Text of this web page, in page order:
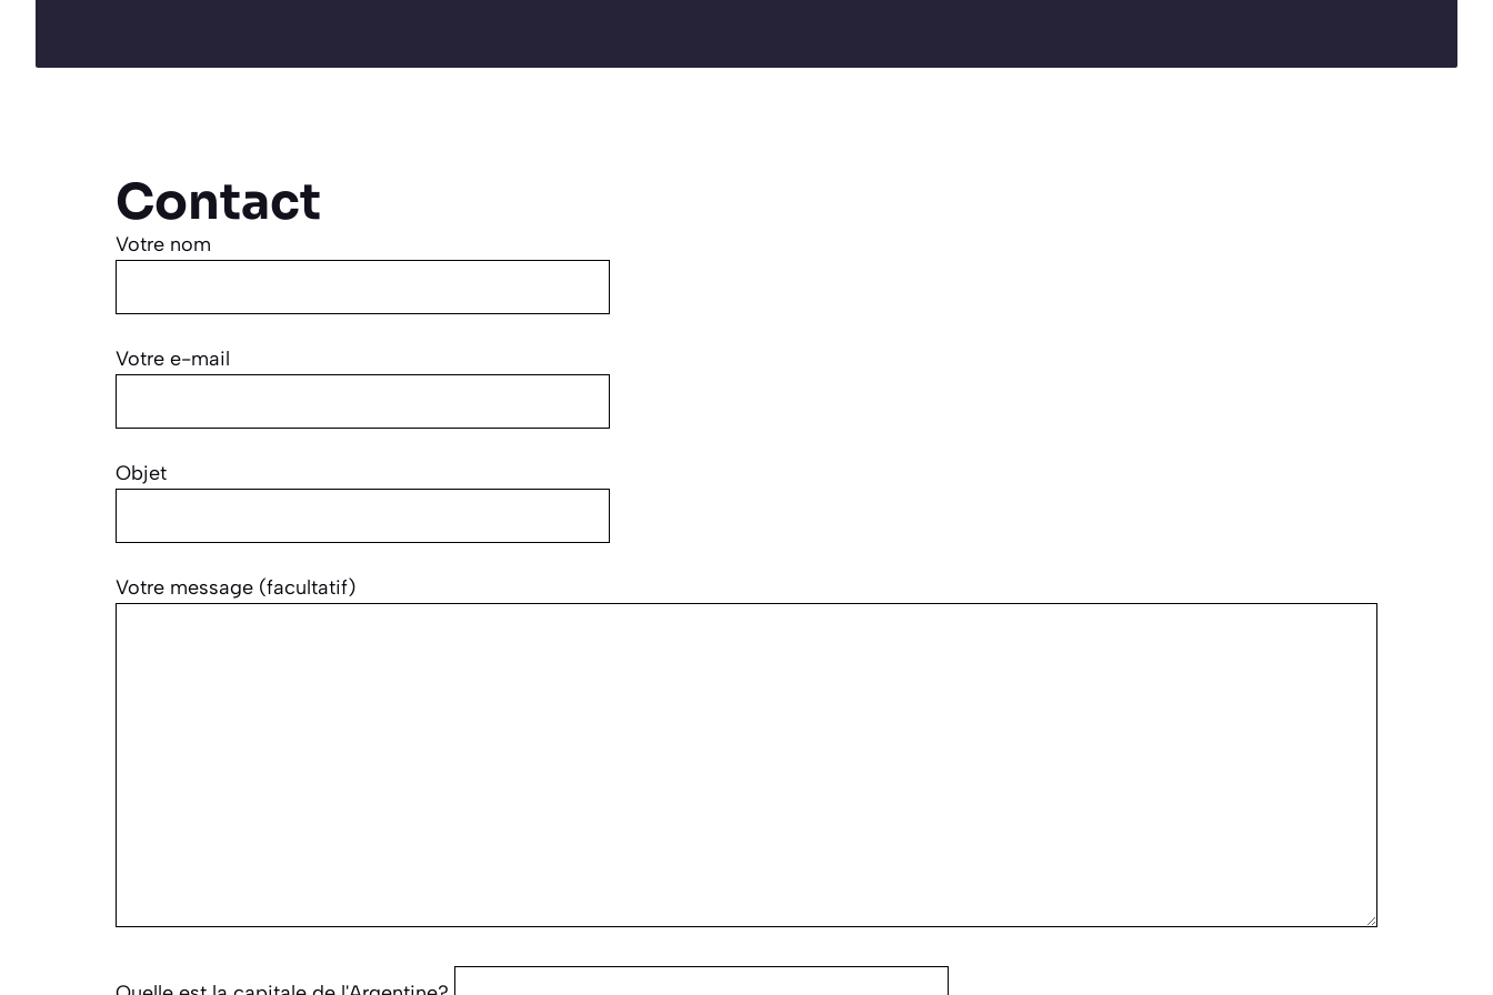
Contact
Votre nom
Votre e-mail
Objet
Votre message (facultatif)